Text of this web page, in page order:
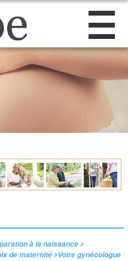
à la naissance
de maternité Votre gynécologue